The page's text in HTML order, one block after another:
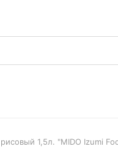
1,5л. "MIDO Izumi